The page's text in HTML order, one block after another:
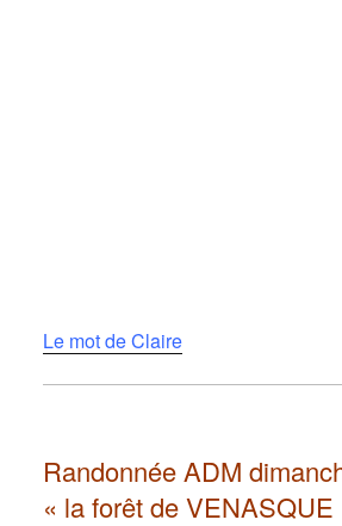
Le mot de Claire
Randonnée ADM
« la forêt de